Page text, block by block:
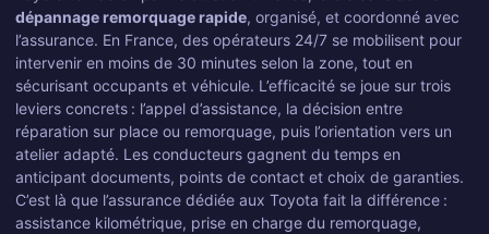
dépannage remorquage rapide, organisé, et coordonné avec
l’assurance. En France, des opérateurs 24/7 se mobilisent pour
intervenir en moins de 30 minutes selon la zone, tout en
sécurisant occupants et véhicule. L’efficacité se joue sur trois
leviers concrets : l’appel d’assistance, la décision entre
réparation sur place ou remorquage, puis l’orientation vers un
atelier adapté. Les conducteurs gagnent du temps en
anticipant documents, points de contact et choix de garanties.
C’est là que l’assurance dédiée aux Toyota fait la différence :
assistance kilométrique, prise en charge du remorquage,